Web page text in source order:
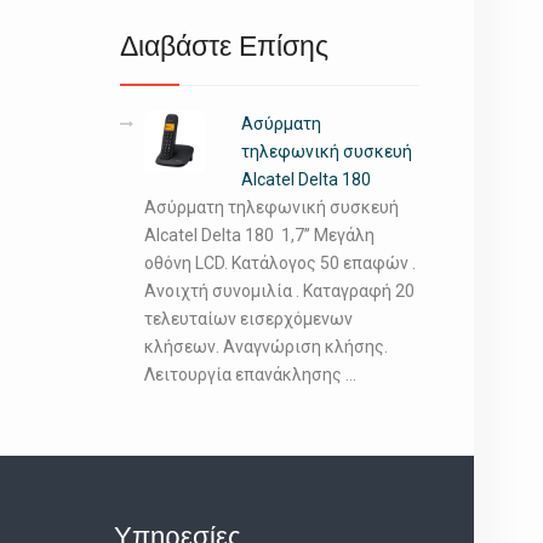
Διαβάστε Επίσης
Ασύρματη
τηλεφωνική συσκευή
Alcatel Delta 180
Ασύρματη τηλεφωνική συσκευή
Alcatel Delta 180 1,7’’ Μεγάλη
οθόνη LCD. Κατάλογος 50 επαφών .
Ανοιχτή συνομιλία . Καταγραφή 20
τελευταίων εισερχόμενων
κλήσεων. Αναγνώριση κλήσης.
Λειτουργία επανάκλησης …
Υπηρεσίες